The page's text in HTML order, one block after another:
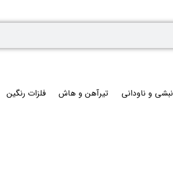
نبشی و ناودانی تیرآهن و هاش فلزات رنگین